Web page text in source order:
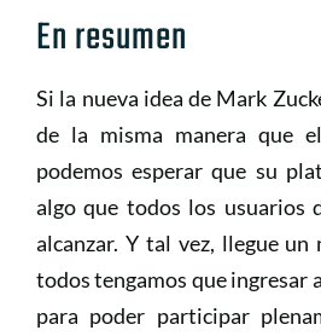
En resumen
Si la nueva idea de Mark
de la misma manera que
podemos esperar que su
algo que todos los usuarios
alcanzar. Y tal vez, llegue
todos tengamos que ingresar
para poder participar